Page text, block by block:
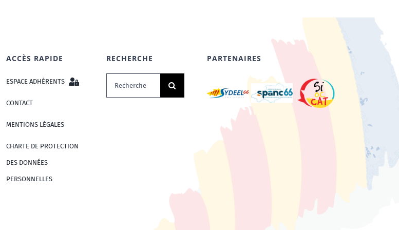
ACCÈS RAPIDE
ESPACE ADHÉRENTS
CONTACT
MENTIONS LÉGALES
CHARTE DE PROTECTION
DES DONNÉES
PERSONNELLES
RECHERCHE
Rechercher:
PARTENAIRES